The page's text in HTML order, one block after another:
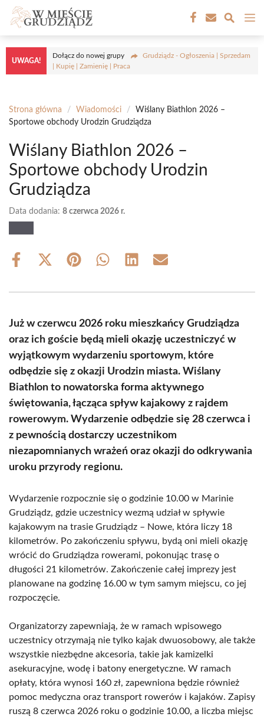
Przejdź
treści
UWAGA!
Dołącz do nowej grupy
Grudziądz - Ogłoszenia | Sprzedam
| Kupię | Zamienię | Praca
Strona główna / Wiadomości /
Wiślany Biathlon 2026 –
Sportowe obchody Urodzin Grudziądza
Wiślany Biathlon 2026 –
Sportowe obchody Urodzin
Grudziądza
Data dodania: 8 czerwca 2026 r.
Share
Share
(Twitter)
Share Share Share Share
Już w czerwcu 2026 roku mieszkańcy Grudziądza
oraz ich goście będą mieli okazję uczestniczyć w
wyjątkowym wydarzeniu sportowym, które
odbędzie się z okazji Urodzin miasta. Wiślany
Biathlon to nowatorska forma aktywnego
świętowania, łącząca spływ kajakowy z rajdem
rowerowym. Wydarzenie odbędzie się 28 czerwca i
z pewnością dostarczy uczestnikom
niezapomnianych wrażeń oraz okazji do odkrywania
uroku przyrody regionu.
Wydarzenie rozpocznie się o godzinie 10.00 w Marinie
Grudziądz, gdzie uczestnicy wezmą udział w spływie
kajakowym na trasie Grudziądz – Nowe, która liczy 18
kilometrów. Po zakończeniu spływu, bydą oni mieli okazję
wrócić do Grudziądza rowerami, pokonując trasę o
długości 21 kilometrów. Zakończenie całej imprezy jest
planowane na godzinę 16.00 w tym samym miejscu, co jej
rozpoczęcie.
Organizatorzy zapewniają, że w ramach wpisowego
uczestnicy otrzymają nie tylko kajak dwuosobowy, ale także
wszystkie niezbędne akcesoria, takie jak kamizelki
asekuracyjne, wodę i batony energetyczne. W ramach
opłaty, która wynosi 160 zł, zapewniona będzie również
pomoc medyczna oraz transport rowerów i kajaków. Zapisy
ruszą 8 czerwca 2026 roku o godzinie 10.00, a liczba miejsc